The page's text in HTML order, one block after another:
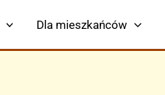
Dla mieszkańców